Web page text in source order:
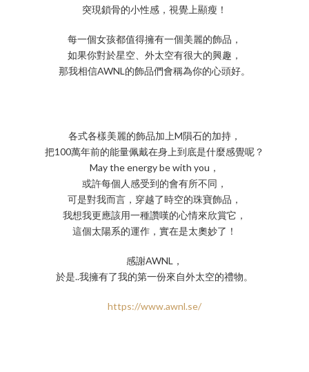
突現鎖骨的小性感，視覺上顯瘦！
每一個女孩都值得擁有一個美麗的飾品，
如果你對於星空、外太空有很大的興趣，
那我相信AWNL的飾品們會稱為你的心頭好。
各式各樣美麗的飾品加上M隕石的加持，
把100萬年前的能量佩戴在身上到底是什麼感覺呢？
May the energy be with you，
或許每個人感受到的會有所不同，
可是對我而言，穿越了時空的珠寶飾品，
我想我更應該用一種讚嘆的心情來欣賞它，
這個太陽系的運作，實在是太奧妙了！
感謝AWNL，
於是..我擁有了我的第一份來自外太空的禮物。
https://www.awnl.se/